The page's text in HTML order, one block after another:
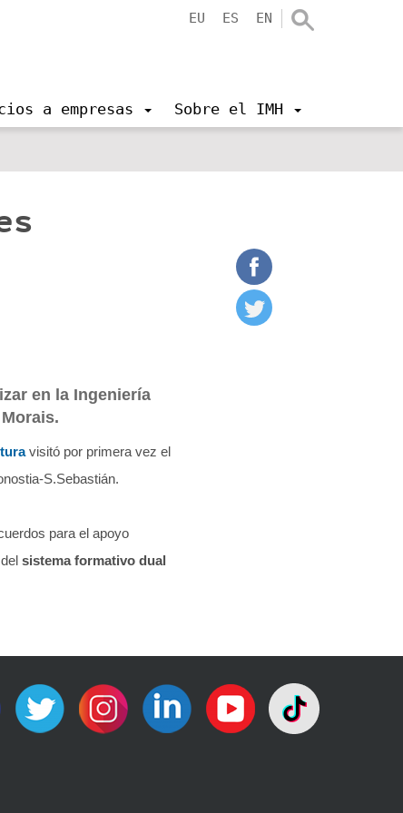
EU ES EN
a empresas Sobre el IMH
en la Ingeniería
visitó por primera vez el
S.Sebastián.
para el apoyo
sistema formativo dual